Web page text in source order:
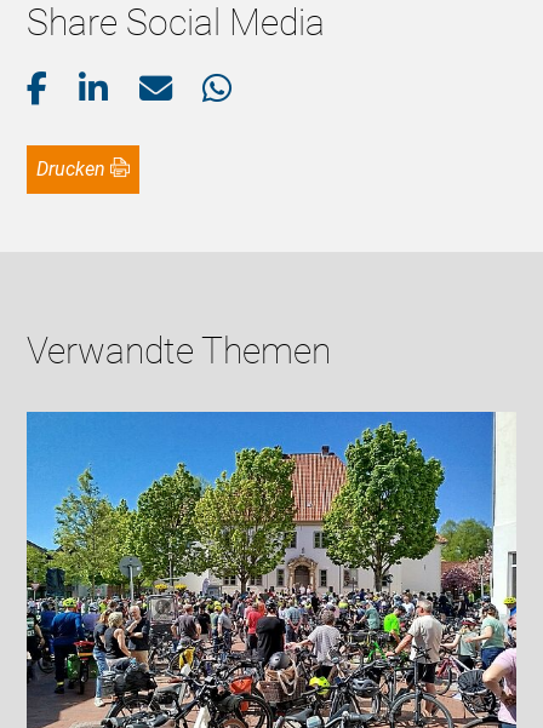
Share Social Media
Drucken
Verwandte Themen